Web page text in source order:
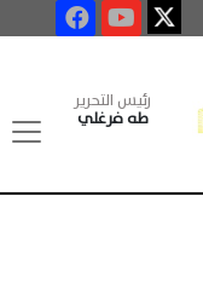
رئيس التحرير
طه فرغلي